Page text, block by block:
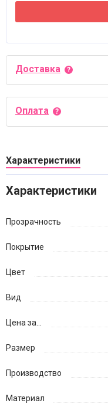
Доставка
Оплата
Характеристики
Характеристики
Прозрачность
Покрытие
Цвет
Вид
Цена за...
Размер
Производство
Материал